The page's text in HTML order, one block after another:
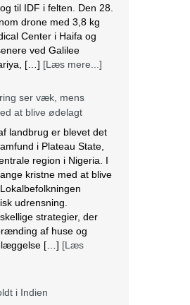
til IDF i felten. Den 28.
drone med 3,8 kg
Center i Haifa og
ved Galilee
[…] [Læs mere...]
ser væk, mens
at blive ødelagt
landbrug er blevet det
i Plateau State,
region i Nigeria. I
kristne med at blive
udrensning.
strategier, der
af huse og
[…] [Læs
i Indien